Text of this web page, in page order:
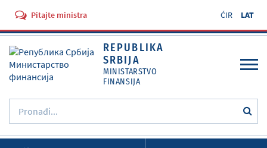
Pitajte ministra ĆIR LAT
REPUBLIKA
SRBIJA
MINISTARSTVO
FINANSIJA
O Ministarstvu